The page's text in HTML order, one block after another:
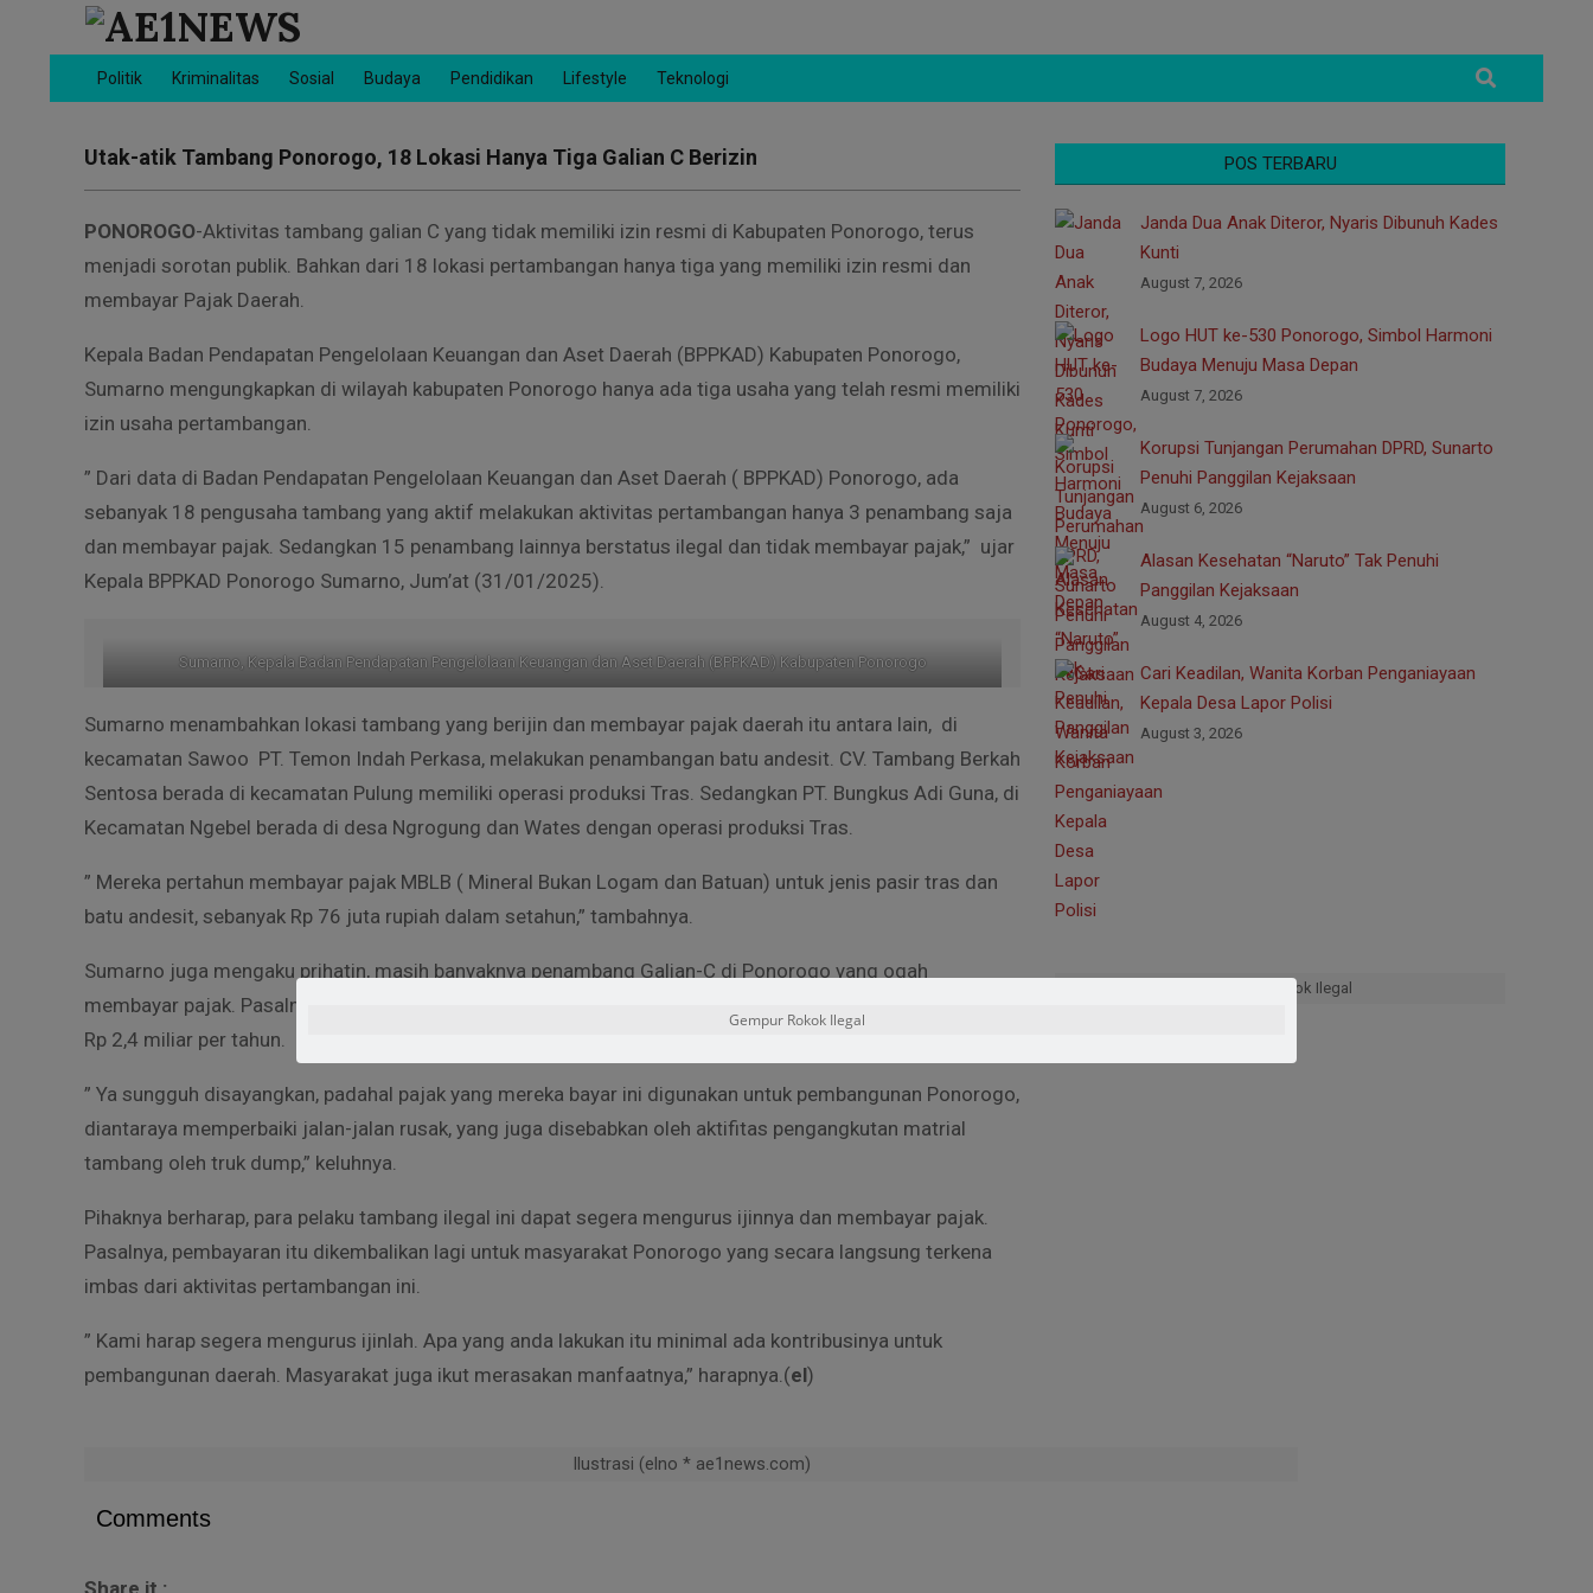
AE1NEWS
Primary
Menu
Politik Kriminalitas Sosial Budaya Pendidikan Lifestyle Teknologi
Search
Utak-atik Tambang Ponorogo, 18 Lokasi Hanya Tiga Galian C Berizin
PONOROGO-Aktivitas tambang galian C yang tidak memiliki izin resmi di Kabupaten Ponorogo, terus
menjadi sorotan publik. Bahkan dari 18 lokasi pertambangan hanya tiga yang memiliki izin resmi dan
membayar Pajak Daerah.
Kepala Badan Pendapatan Pengelolaan Keuangan dan Aset Daerah (BPPKAD) Kabupaten Ponorogo,
Sumarno mengungkapkan di wilayah kabupaten Ponorogo hanya ada tiga usaha yang telah resmi memiliki
izin usaha pertambangan.
” Dari data di Badan Pendapatan Pengelolaan Keuangan dan Aset Daerah ( BPPKAD) Ponorogo, ada
sebanyak 18 pengusaha tambang yang aktif melakukan aktivitas pertambangan hanya 3 penambang saja
dan membayar pajak. Sedangkan 15 penambang lainnya berstatus ilegal dan tidak membayar pajak,” ujar
Kepala BPPKAD Ponorogo Sumarno, Jum’at (31/01/2025).
Sumarno, Kepala Badan Pendapatan Pengelolaan Keuangan dan Aset Daerah (BPPKAD) Kabupaten Ponorogo
Sumarno menambahkan lokasi tambang yang berijin dan membayar pajak daerah itu antara lain, di
kecamatan Sawoo PT. Temon Indah Perkasa, melakukan penambangan batu andesit. CV. Tambang Berkah
Sentosa berada di kecamatan Pulung memiliki operasi produksi Tras. Sedangkan PT. Bungkus Adi Guna, di
Kecamatan Ngebel berada di desa Ngrogung dan Wates dengan operasi produksi Tras.
” Mereka pertahun membayar pajak MBLB ( Mineral Bukan Logam dan Batuan) untuk jenis pasir tras dan
batu andesit, sebanyak Rp 76 juta rupiah dalam setahun,” tambahnya.
Sumarno juga mengaku prihatin, masih banyaknya penambang Galian-C di Ponorogo yang ogah
membayar pajak. Pasalnya, pihaknya merinci estimasi keuntungan para pelaku tambang ini bisa mencapai
Rp 2,4 miliar per tahun.
” Ya sungguh disayangkan, padahal pajak yang mereka bayar ini digunakan untuk pembangunan Ponorogo,
diantaraya memperbaiki jalan-jalan rusak, yang juga disebabkan oleh aktifitas pengangkutan matrial
tambang oleh truk dump,” keluhnya.
Pihaknya berharap, para pelaku tambang ilegal ini dapat segera mengurus ijinnya dan membayar pajak.
Pasalnya, pembayaran itu dikembalikan lagi untuk masyarakat Ponorogo yang secara langsung terkena
imbas dari aktivitas pertambangan ini.
” Kami harap segera mengurus ijinlah. Apa yang anda lakukan itu minimal ada kontribusinya untuk
pembangunan daerah. Masyarakat juga ikut merasakan manfaatnya,” harapnya.(el)
Ilustrasi (elno * ae1news.com)
Comments
Share it :
POS TERBARU
Janda Dua Anak Diteror, Nyaris Dibunuh Kades
Kunti
August 7, 2026
Logo HUT ke-530 Ponorogo, Simbol Harmoni
Budaya Menuju Masa Depan
August 7, 2026
Korupsi Tunjangan Perumahan DPRD, Sunarto
Penuhi Panggilan Kejaksaan
August 6, 2026
Alasan Kesehatan “Naruto” Tak Penuhi
Panggilan Kejaksaan
August 4, 2026
Cari Keadilan, Wanita Korban Penganiayaan
Kepala Desa Lapor Polisi
August 3, 2026
Gempur Rokok Ilegal
Gempur Rokok Ilegal